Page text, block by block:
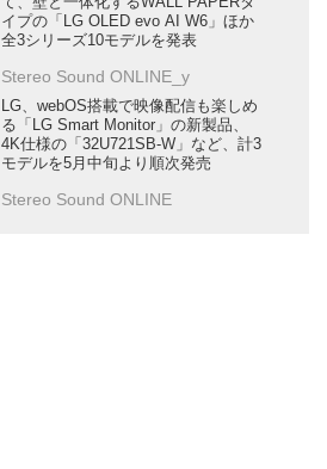
イプの「LG OLED evo AI W6」ほか
全3シリーズ10モデルを発表
Stereo Sound ONLINE_y
LG、webOS搭載で映像配信も楽しめ
る「LG Smart Monitor」の新製品、
4K仕様の「32U721SB-W」など、計3
モデルを5月中旬より順次発売
Stereo Sound ONLINE